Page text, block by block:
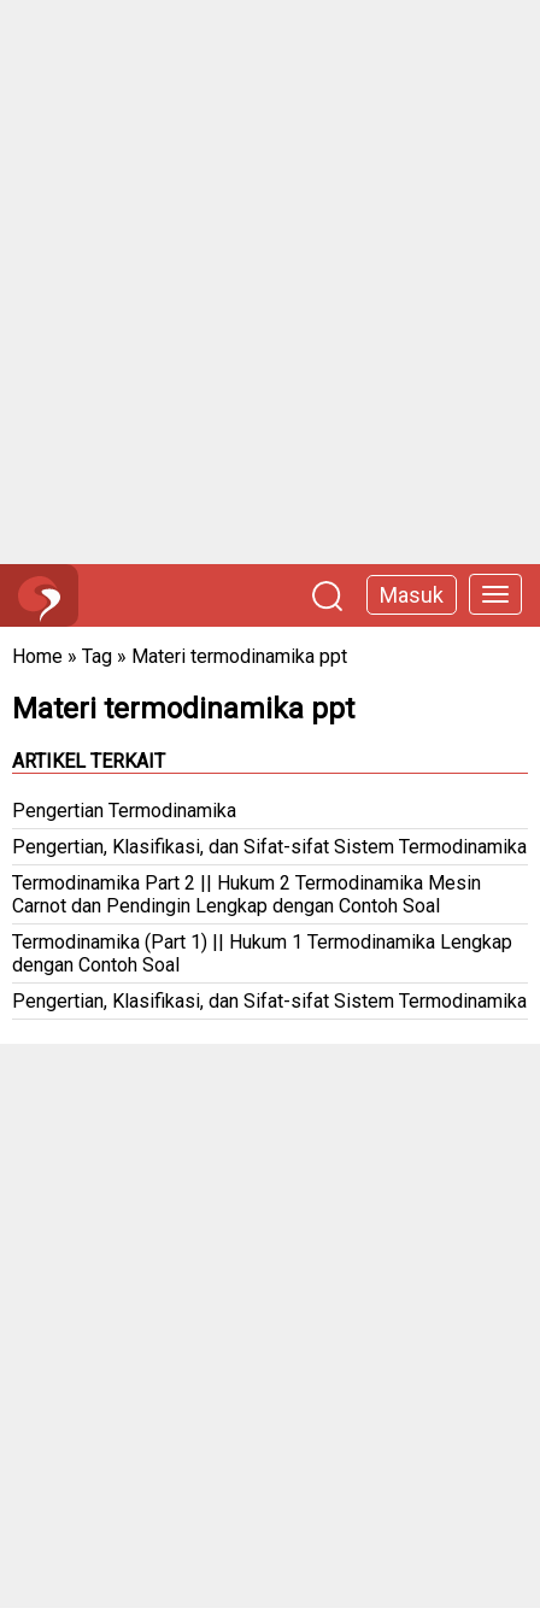
Masuk
Home » Tag » Materi termodinamika ppt
Materi termodinamika ppt
ARTIKEL TERKAIT
Pengertian Termodinamika
Pengertian, Klasifikasi, dan Sifat-sifat Sistem Termodinamika
Termodinamika Part 2 || Hukum 2 Termodinamika Mesin
Carnot dan Pendingin Lengkap dengan Contoh Soal
Termodinamika (Part 1) || Hukum 1 Termodinamika Lengkap
dengan Contoh Soal
Pengertian, Klasifikasi, dan Sifat-sifat Sistem Termodinamika